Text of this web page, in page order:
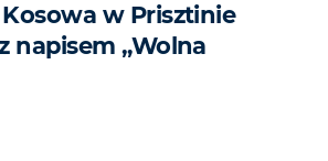
w Prisztinie
napisem „Wolna